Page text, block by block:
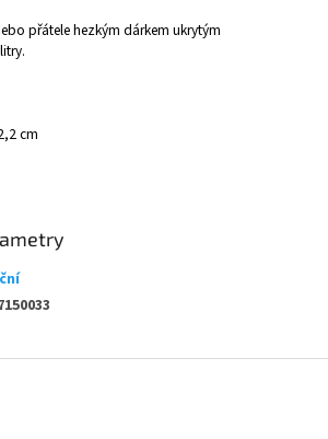
přátele hezkým dárkem ukrytým
cm